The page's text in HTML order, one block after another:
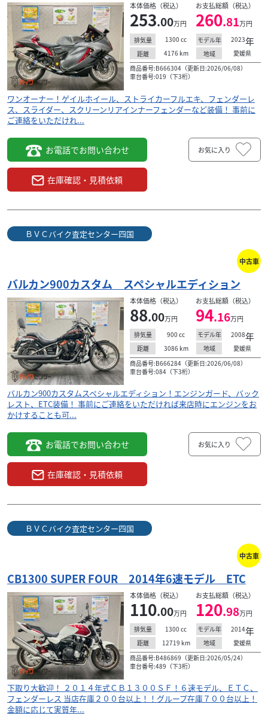
本体価格（税込）
253.00万円
お支払総額（税込）
260.81万円
排気量 1300 cc モデル年 2023年
距離 4176 km 地域
愛媛県
商品番号:B666304（更新日:2026/06/08）
車台番号:019（下3桁）
ワンオーナー！ゲイルホイール、ストライカーフルエキ、フェンダーレ
ス、スライダー、スクリーンリアインナーフェンダーなど装備！ 事前に
ご連絡をいただけれ...
お電話でお問い合わせ
在庫確認・見積依頼
お気に入り
ＢＶＣバイク査定センター四国
中古車
バルカン900カスタム スペシャルエディション
本体価格（税込）
88.00万円
お支払総額（税込）
94.16万円
排気量 900 cc モデル年 2008年
距離 3086 km 地域
愛媛県
商品番号:B666284（更新日:2026/06/08）
車台番号:084（下3桁）
バルカン900カスタムスペシャルエディション！エンジンガード、バック
レスト、ETC装備！ 事前にご連絡をいただければ来店時にエンジンをお
かけすることも可...
お電話でお問い合わせ
在庫確認・見積依頼
お気に入り
ＢＶＣバイク査定センター四国
中古車
CB1300 SUPER FOUR 2014年6速モデル ETC
本体価格（税込）
110.00万円
お支払総額（税込）
120.98万円
排気量 1300 cc モデル年 2014年
距離 12719 km 地域
愛媛県
商品番号:B486869（更新日:2026/05/24）
車台番号:489（下3桁）
下取り大歓迎！ ２０１４年式ＣＢ１３００ＳＦ！６速モデル、ＥＴＣ、
フェンダーレス 当店在庫２００台以上！！グループ在庫７００台以上！
金額に応じて実質年...